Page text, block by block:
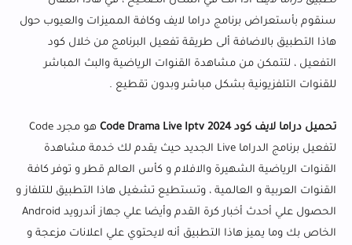
سنقوم بأستعراض برنامج دراما لايف وكافة المميزات والعيوب حول
هاذا التطبيق بالاضافة ألى طريقة تفعيل البرنامج من خلال كود
التفعيل ، لتتمكن من مشاهدة القنوات الرياضية والبث المباشر
للقنوات التلفزيونية بشكل مباشر وبدون تقطيع .
تحميل دراما لايف كود Code Drama Live Iptv 2024
هو مجرد Code
لتفعيل برنامج الدراما Live الجديد حيث يقدم لك خدمة مشاهدة
القنوات الرياضية الشهيرة والافلام و كأس العالم قطر و توفر كافة
القنوات العربية و العالمية ، وتستطيع تشغيل هاذا التطبيق للتلفاز و
الحصول علي أحدث أخبار كرة القدم وأيضا علي جهاز أندرويد Android
الخاص بك وما يميز هاذا التطبيق أنه لايحتوي علي اعلانات مزعجة و